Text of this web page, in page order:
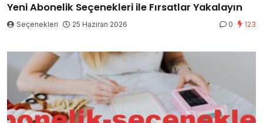
Yeni Abonelik Seçenekleri ile Fırsatlar Yakalayın
Seçenekleri 25 Haziran 2026 0 123